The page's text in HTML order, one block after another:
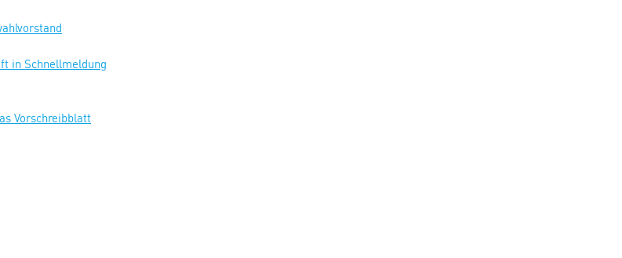
in Schnellmeldung
Vorschreibblatt